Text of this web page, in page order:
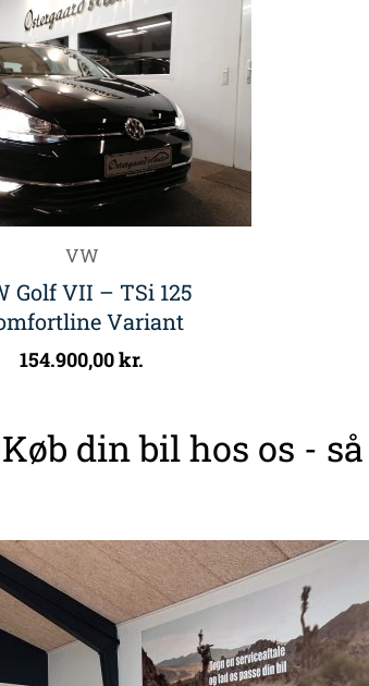
VW
Golf VII – TSi 125
Variant
154.900,00kr.
Køb din bil hos os -